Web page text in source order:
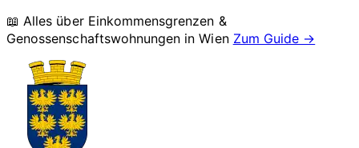
📖 Alles über Einkommensgrenzen &
Genossenschaftswohnungen inWien Zum Guide →